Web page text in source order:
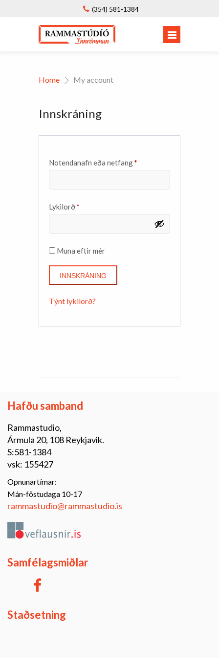
(354) 581-1384
Home My account
Innskráning
Notendanafn eða netfang*
Lykilorð *
Muna eftir mér
INNSKRÁNING
Týnt lykilorð?
Hafðu samband
Rammastudio,
Ármula 20, 108 Reykjavik.
S:581-1384
vsk: 155427
Opnunartímar:
Mán-föstudaga 10-17
rammastudio@rammastudio.is
Samfélagsmiðlar
Staðsetning